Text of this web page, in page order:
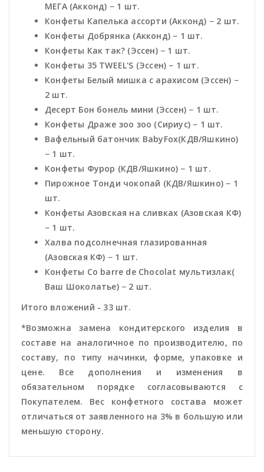
МЕГА (Акконд) − 1 шт.
Конфеты Капелька ассорти (Акконд) − 2 шт.
Конфеты Добрянка (Акконд) − 1 шт.
Конфеты Как так? (Эссен) − 1 шт.
Конфеты 35 TWEEL'S (Эссен) − 1 шт.
Конфеты Белый мишка с арахисом (Эссен) −
2 шт.
Десерт Бон бонель мини (Эссен) − 1 шт.
Конфеты Драже зоо зоо (Сириус) − 1 шт.
Вафельный батончик BabyFox(КДВ/Яшкино)
− 1 шт.
Конфеты Фурор (КДВ/Яшкино) − 1 шт.
Пирожное Тонди чокопай (КДВ/Яшкино) − 1
шт.
Конфеты Азовская на сливках (Азовская КФ)
− 1 шт.
Халва подсолнечная глазированная
(Азовская КФ) − 1 шт.
Конфеты Co barre de Chocolat мультизлак(
Ваш Шоколатье) − 2 шт.
Итого вложений - 33 шт.
*Возможна замена кондитерского изделия в
составе на аналогичное по производителю, по
составу, по типу начинки, форме, упаковке и
цене. Все дополнения и изменения в
обязательном порядке согласовываются с
Покупателем. Вес конфетного состава может
отличаться от заявленного на 3% в большую или
меньшую сторону.